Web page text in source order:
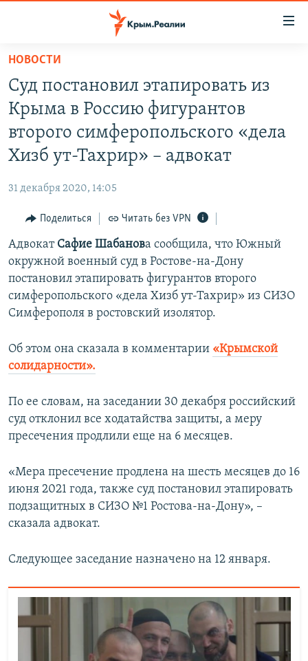
Вернуться
основному
содержанию
Вернутся
главной
Вернутся
поиску
СПЕЦПРОЕКТЫ
КАРТА ВОЕННЫХ ОБЪЕКТОВ КРЫМА
ВОДА
ИСТОРИЯ
ИНТЕРАКТИВ
ИНФОГРАФИКА
ТЕЛЕПРОЕКТ КРЫМ.РЕАЛИИ
СОВЕТЫ ПРАВОЗАЩИТНИКОВ
ПРОПАВШИЕ БЕЗ ВЕСТИ
ПОБЕДИТЕЛЕЙ НЕ СУДЯТ?
КРЫМ.НЕПОКОРЕННЫЙ
ELIFBE
РАДІО СВОБОДА
КАК ОБОЙТИ БЛОКИРОВКУ
Українською
Qırımtatar
ПРИСОЕДИНЯЙТЕСЬ!
Все сайты RFE/RL
НОВОСТИ
Суд постановил этапировать из
Крыма в Россию фигурантов
второго симферопольского «дела
Хизб ут-Тахрир» – адвокат
31 декабря 2020, 14:05
Поделиться Читать без VPN
Адвокат Сафие Шабанова сообщила, что Южный
окружной военный суд в Ростове-на-Дону
постановил этапировать фигурантов второго
симферопольского «дела Хизб ут-Тахрир» из СИЗО
Симферополя в ростовский изолятор.
Об этом она сказала в комментарии «Крымской
солидарности».
По ее словам, на заседании 30 декабря российский
суд отклонил все ходатайства защиты, а меру
пресечения продлили еще на 6 месяцев.
«Мера пресечение продлена на шесть месяцев до 16
июня 2021 года, также суд постановил этапировать
подзащитных в СИЗО №1 Ростова-на-Дону», –
сказала адвокат.
Следующее заседание назначено на 12 января.